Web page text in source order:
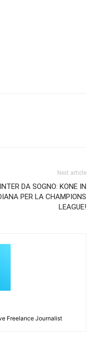
Next article
INTER DA SOGNO: KONE IN
PER LA CHAMPIONS
LEAGUE!
Freelance Journalist